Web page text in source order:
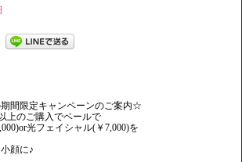
間限定キャンペーンのご案内☆
上のご購入でベールで
光フェイシャル(￥7,000)を
顔に♪